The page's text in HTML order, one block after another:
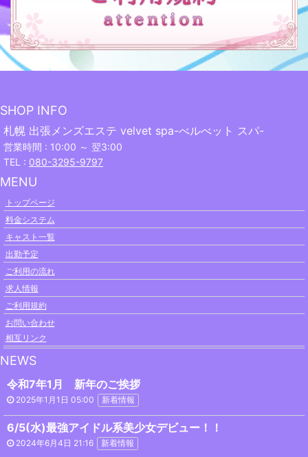
SHOP INFO
札幌 出張メンズエステ velvet spa-べルべット スパ-
営業時間 : 10:00 ～ 翌3:00
TEL : 080-3295-9797
MENU
トップページ
料金システム
キャスト一覧
出勤予定
ご利用の流れ
求人情報
ご利用規約
お問い合わせ
相互リンク
NEWS
令和7年1月 新年のご挨拶
2025年1月1日 05:00 新着情報
6/5(水)最強アイドル系美少女デビュー！！
2024年6月4日 21:16 新着情報